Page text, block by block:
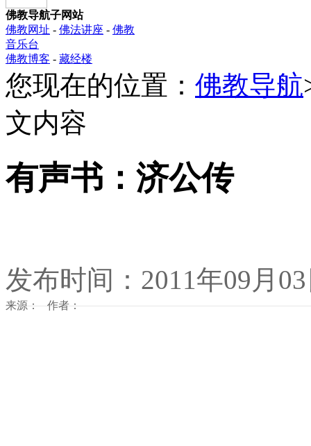
佛教导航子网站
佛教网址 - 佛法讲座 - 佛教
音乐台
佛教博客 - 藏经楼
您现在的位置： 佛教导航
文内容
有声书：济公传
发布时间：2011年09月
来源： 作者：